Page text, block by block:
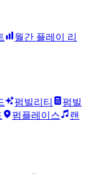
월간 플레이 리
펌빌리티
펌빌
펌플레이스
랜